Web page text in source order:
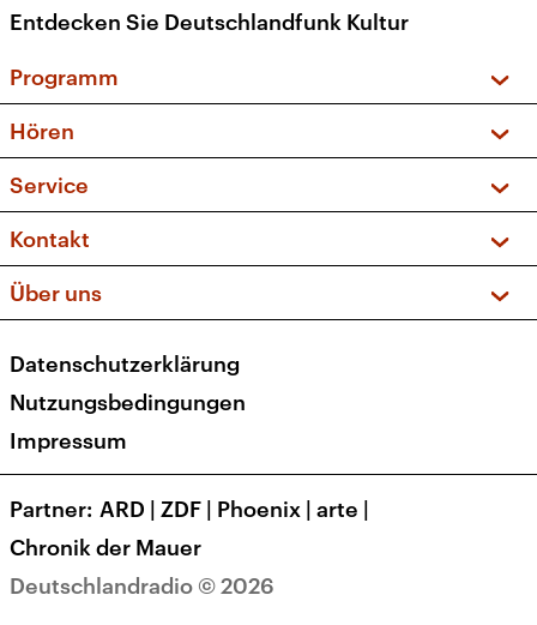
Entdecken Sie Deutschlandfunk Kultur
Programm
Sendungen und Podcasts
Musikliste
Kakadu – Das Kinderprogramm
Hören
Frequenzen (UKW + DAB+)
Service
FAQ
Apps
Newsletter
Veranstaltungen
Kontakt
Social Media
Über uns
Presse
Karriere
Transparenz
Deutschlandradio © 2026
Datenschutzerklärung
Nutzungsbedingungen
Impressum
Partner ARD | ZDF | Phoenix | arte |
Chronik der Mauer